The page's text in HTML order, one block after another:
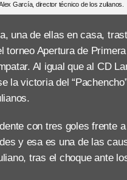
García, director técnico de los zulianos.
una de ellas en casa,
torneo Apertura de
Al igual que al CD
la victoria del
con tres goles frente
y esa es una de las
tras el choque ante